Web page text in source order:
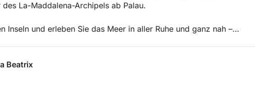
La-Maddalena-Archipels ab Palau.
Inseln und erleben Sie das Meer in aller Ruhe und ganz nah –
Rauschen des Wassers und den unglaublichen Farben Sardiniens.
unberührter Natur.
Beatrix